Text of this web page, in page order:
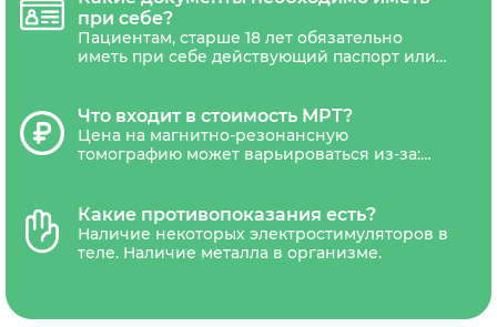
только беременным женщинам.
при себе?
Пациентам, старше 18 лет обязательно
иметь при себе действующий паспорт или
должны сопровождаться уполномоченным
представителем(один из родителей или
законный представитель ребенка).
Что входит в стоимость МРТ?
Цена на магнитно-резонансную
томографию может варьироваться из-за:
сверхвысокопольные), наличия акций и
скидок. В стоимость обследования обычно
входит диагностика, письменное
заключение рентгенолога и запись
Какие противопоказания есть?
Наличие некоторых электростимуляторов в
теле. Наличие металла в организме.